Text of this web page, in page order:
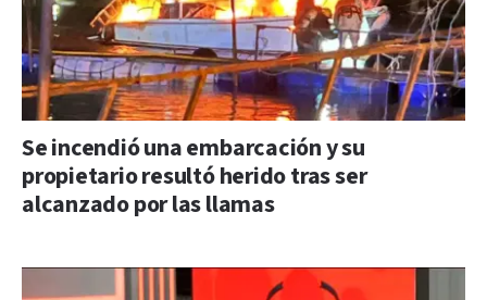
Se incendió una embarcación y su
propietario resultó herido tras ser
alcanzado por las llamas